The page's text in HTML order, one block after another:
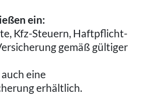
ein:
Kfz-Steuern, Haftpflicht-
gemäß gültiger
eine
erhältlich.